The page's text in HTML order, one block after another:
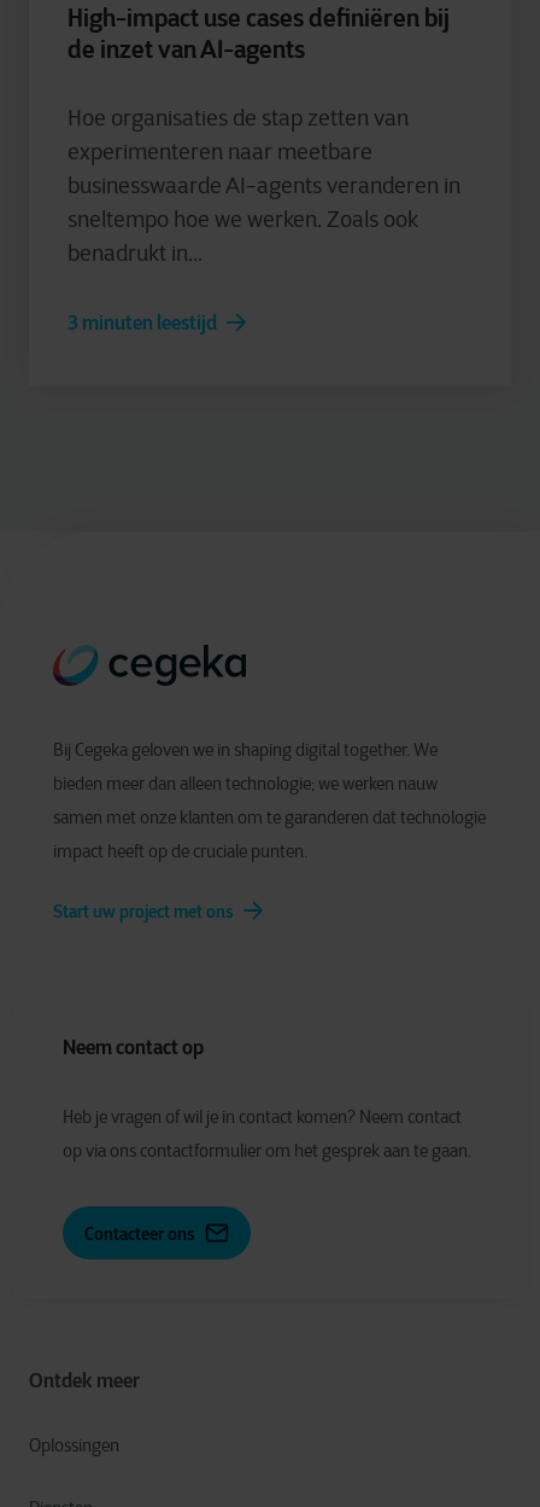
High-impact use cases definiëren bij
de inzet van AI-agents
Hoe organisaties de stap zetten van
experimenteren naar meetbare
businesswaarde AI-agents veranderen in
sneltempo hoe we werken. Zoals ook
benadrukt in...
3 minuten leestijd
Bij Cegeka geloven we in shaping digital together. We
bieden meer dan alleen technologie; we werken nauw
samen met onze klanten om te garanderen dat technologie
impact heeft op de cruciale punten.
Start uw project met ons
Ontdek meer
Oplossingen
Neem contact op
Heb je vragen of wil je in contact komen? Neem contact
op via ons contactformulier om het gesprek aan te gaan.
Contacteer ons